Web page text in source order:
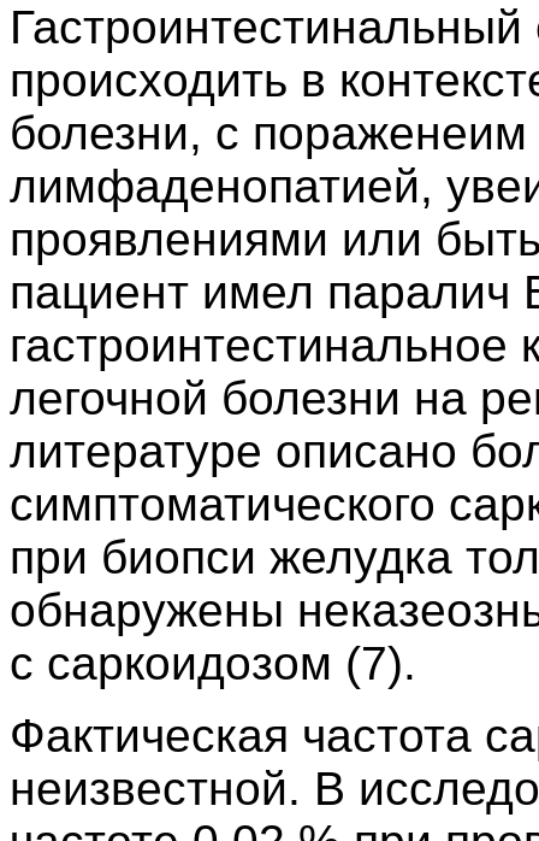
происходить в
болезни, с пораженеим
лимфаденопатией,
проявлениями или
пациент имел паралич
гастроинтестинальное
легочной болезни на
литературе описано
симптоматического
при биопси желудка
обнаружены
с саркоидозом (7).
Фактическая частота
неизвестной. В